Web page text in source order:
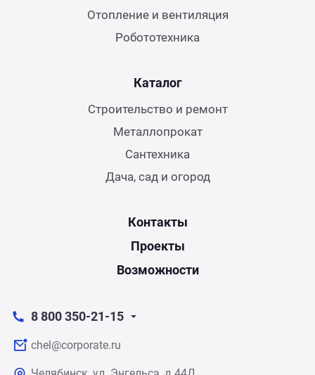
Отопление и вентиляция
Робототехника
Каталог
Строительство и ремонт
Металлопрокат
Сантехника
Дача, сад и огород
Контакты
Проекты
Возможности
8 800 350-21-15
chel@corporate.ru